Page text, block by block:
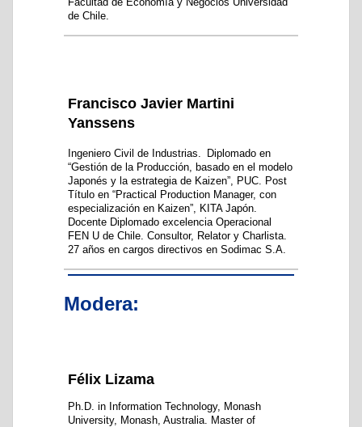
de Chile.
Francisco Javier Martini
Yanssens
Ingeniero Civil de Industrias.
Diplomado en
“Gestión de la Producción, basado en el modelo
Japonés y la estrategia de Kaizen”, PUC. Post
Título en “Practical Production Manager, con
especialización en Kaizen”, KITA Japón.
Docente Diplomado excelencia Operacional
FEN U de Chile. Consultor, Relator y Charlista.
27 años en cargos directivos en Sodimac S.A.
Modera:
Félix Lizama
Ph.D. in Information Technology, Monash
University, Monash, Australia. Master of